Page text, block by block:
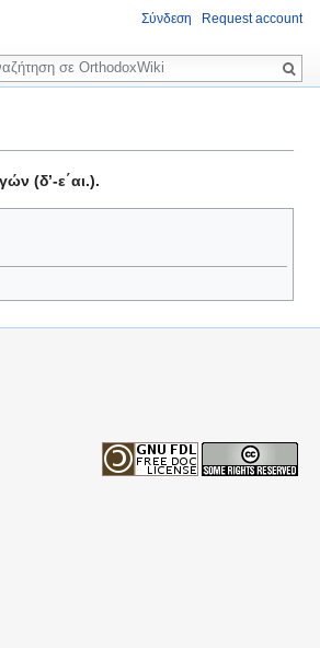
(δ’-ε΄αι.).
Σύνδεση Request account